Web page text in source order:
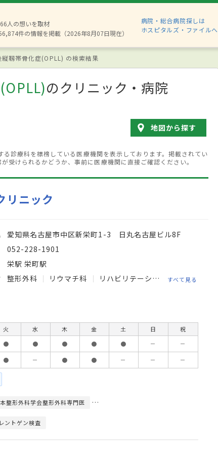
人の想いを取材
件の情報を掲載（2026年8月07日現在）
病院・総合病院探しは
ホスピタルズ・ファイルへ
縦靱帯骨化症(OPLL) の検索結果
のクリニック・病院
地図から探す
診療科を標榜している医療機関を表示しております。掲載されてい
受けられるかどうか、事前に医療機関に直接ご確認ください。
リニック
愛知県名古屋市中区新栄町1-3 日丸名古屋ビル8F
052-228-1901
栄駅 栄町駅
整形外科
リウマチ科 リハビリテーション科 すべて見る
火 水 木 金 土 日
祝
● ● ● ● ● －
－
● － ● ● － － －
整形外科学会整形外科専門医 日本リウマチ学会リウマチ専門医
レントゲン検査